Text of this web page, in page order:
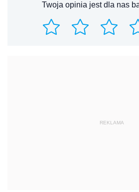
Twoja opinia jest dla nas
REKLAMA